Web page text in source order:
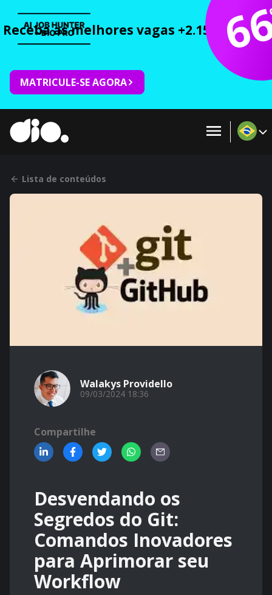
Receba as melhores vagas +2.150 cursos
MATRICULE-SE AGORA
Lista de conteúdos
Walakys Providello
09/03/2024 18:36
Compartilhe
Desvendando os
Segredos do Git:
Comandos Inovadores
para Aprimorar seu
Workflow